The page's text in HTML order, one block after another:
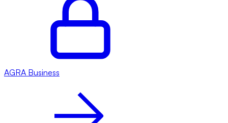
AGRA Business